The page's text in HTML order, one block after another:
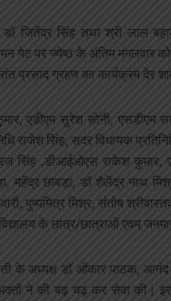
जितेंद्र सिंह तथा श्री लाल
गेट पर ज्येष्ठ के अंतिम मंगलवार
प्रसाद ग्रहण का कार्यक्रम देर
एडीएम सुरेश सोनी,
राजेश सिंह, सदर विधायक
सिंह ,डीआईओएस राकेश कुमार,
महेंद्र छाबड़ा, डॉ शैलेंद्र नाथ
पुष्यमित्र मिश्र, संतोष
के छात्र/छात्राओं एवम्
के अध्यक्ष डॉ ओंकार पाठक, आनंद
ने की बढ़ चढ़ कर सेवा की।